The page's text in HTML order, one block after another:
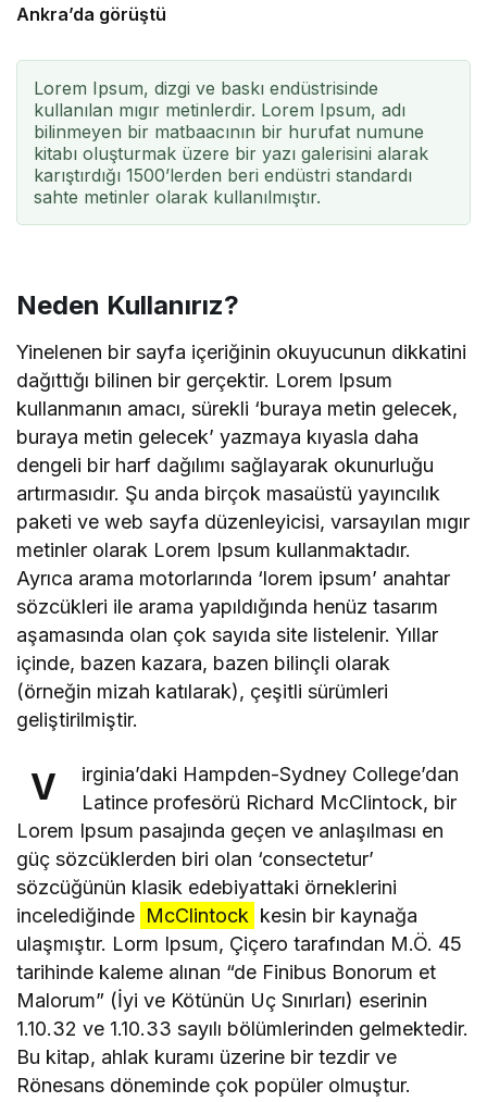
Ankra’da görüştü
Lorem Ipsum, dizgi ve baskı endüstrisinde
kullanılan mıgır metinlerdir. Lorem Ipsum, adı
bilinmeyen bir matbaacının bir hurufat numune
kitabı oluşturmak üzere bir yazı galerisini alarak
karıştırdığı 1500’lerden beri endüstri standardı
sahte metinler olarak kullanılmıştır.
Neden Kullanırız?
Yinelenen bir sayfa içeriğinin okuyucunun dikkatini
dağıttığı bilinen bir gerçektir. Lorem Ipsum
kullanmanın amacı, sürekli ‘buraya metin gelecek,
buraya metin gelecek’ yazmaya kıyasla daha
dengeli bir harf dağılımı sağlayarak okunurluğu
artırmasıdır. Şu anda birçok masaüstü yayıncılık
paketi ve web sayfa düzenleyicisi, varsayılan mıgır
metinler olarak Lorem Ipsum kullanmaktadır.
Ayrıca arama motorlarında ‘lorem ipsum’ anahtar
sözcükleri ile arama yapıldığında henüz tasarım
aşamasında olan çok sayıda site listelenir. Yıllar
içinde, bazen kazara, bazen bilinçli olarak
(örneğin mizah katılarak), çeşitli sürümleri
geliştirilmiştir.
V
irginia’daki Hampden-Sydney College’dan
Latince profesörü Richard McClintock, bir
Lorem Ipsum pasajında geçen ve anlaşılması en
güç sözcüklerden biri olan ‘consectetur’
sözcüğünün klasik edebiyattaki örneklerini
incelediğinde McClintock kesin bir kaynağa
ulaşmıştır. Lorm Ipsum, Çiçero tarafından M.Ö. 45
tarihinde kaleme alınan “de Finibus Bonorum et
Malorum” (İyi ve Kötünün Uç Sınırları) eserinin
1.10.32 ve 1.10.33 sayılı bölümlerinden gelmektedir.
Bu kitap, ahlak kuramı üzerine bir tezdir ve
Rönesans döneminde çok popüler olmuştur.